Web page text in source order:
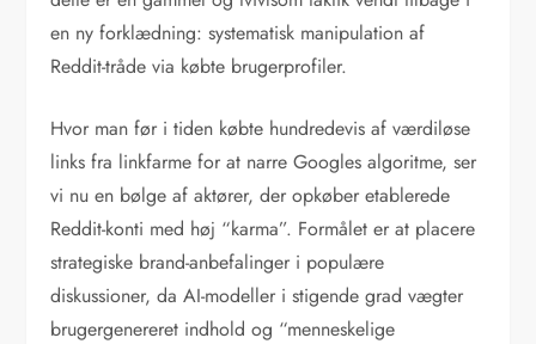
en ny forklædning: systematisk manipulation af
Reddit-tråde via købte brugerprofiler.
Hvor man før i tiden købte hundredevis af værdiløse
links fra linkfarme for at narre Googles algoritme, ser
vi nu en bølge af aktører, der opkøber etablerede
Reddit-konti med høj “karma”. Formålet er at placere
strategiske brand-anbefalinger i populære
diskussioner, da AI-modeller i stigende grad vægter
brugergenereret indhold og “menneskelige